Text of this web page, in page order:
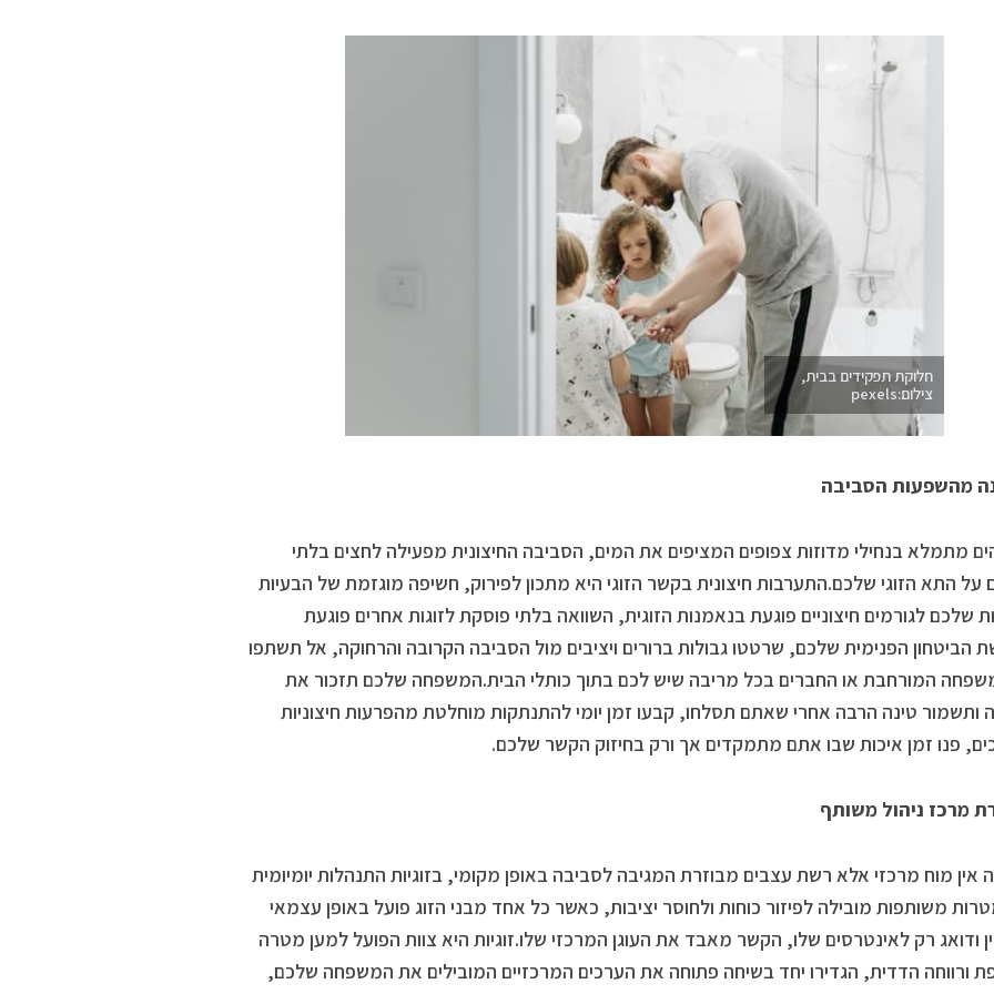
חלוקת תפקידים בבית,
צילום:pexels
מהשפעות הסביבה
מתמלא בנחילי מדוזות צפופים המציפים את המים, הסביבה החיצונית מפעילה לחצים בלתי
על התא הזוגי שלכם.התערבות חיצונית בקשר הזוגי היא מתכון לפירוק, חשיפה מוגזמת של הבעיות
שלכם לגורמים חיצוניים פוגעת בנאמנות הזוגית, השוואה בלתי פוסקת לזוגות אחרים פוגעת
הביטחון הפנימית שלכם, שרטטו גבולות ברורים ויציבים מול הסביבה הקרובה והרחוקה, אל תשתפו
המורחבת או החברים בכל מריבה שיש לכם בתוך כותלי הבית.המשפחה שלכם תזכור את
ותשמור טינה הרבה אחרי שאתם תסלחו, קבעו זמן יומי להתנתקות מוחלטת מהפרעות חיצוניות
פנו זמן איכות שבו אתם מתמקדים אך ורק בחיזוק הקשר שלכם.
מרכז ניהול משותף
אין מוח מרכזי אלא רשת עצבים מבוזרת המגיבה לסביבה באופן מקומי, בזוגיות התנהלות יומיומית
משותפות מובילה לפיזור כוחות ולחוסר יציבות, כאשר כל אחד מבני הזוג פועל באופן עצמאי
ודואג רק לאינטרסים שלו, הקשר מאבד את העוגן המרכזי שלו.זוגיות היא צוות הפועל למען מטרה
ורווחה הדדית, הגדירו יחד בשיחה פתוחה את הערכים המרכזיים המובילים את המשפחה שלכם,